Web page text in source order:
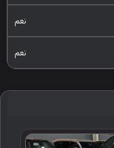
نعم
نعم